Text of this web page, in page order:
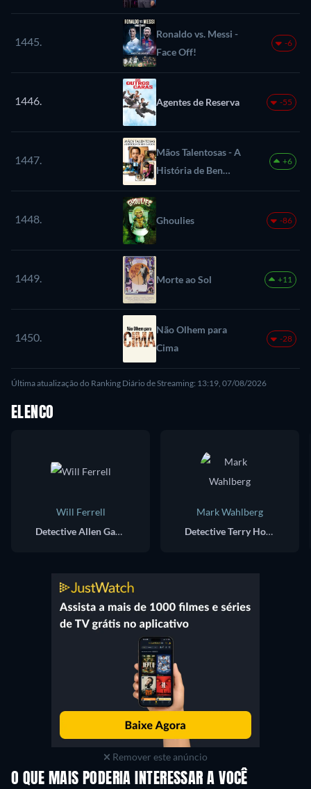
Mark Twain Prize
for American
Humor
1445.
Ronaldo vs. Messi -
Face Off!
-6
1446. Agentes de Reserva -55
1447.
Mãos Talentosas - A
História de Ben
Carson
+6
1448. Ghoulies -86
1449. Morte ao Sol +11
1450.
Não Olhem para
Cima
-28
Última atualização do Ranking Diário de Streaming: 13:19, 07/08/2026
ELENCO
Will Ferrell
Detective Allen Gamble
Mark Wahlberg
Detective Terry Hoitz
Remover este anúncio
O QUE MAIS PODERIA INTERESSAR A VOCÊ